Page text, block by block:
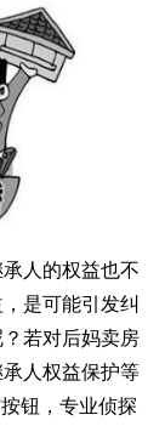
人的权益也不
是可能引发纠
若对后妈卖房
人权益保护等
钮，专业侦探